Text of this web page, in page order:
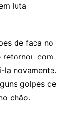
luta
de faca no
retornou com
la novamente.
golpes de
chão.